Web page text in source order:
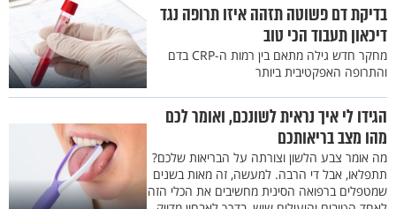
בדיקת דם פשוטה תזהה איזו תרופה נגד
דיכאון תעבוד הכי טוב
מחקר חדש גילה מתאם בין רמות ה-CRP בדם
והתרופה האפקטיבית ביותר
הגידו לי איך נראית לשונכם, ואומר לכם
מהו מצב בריאותכם
מה אומר צבע הלשון וצורתה על הבריאות שלכם?
תתפלאו, אבל די הרבה. למעשה, זה מאות בשנים
שמטפלים ברפואה הסינית מחשיבים את הכלי הזה